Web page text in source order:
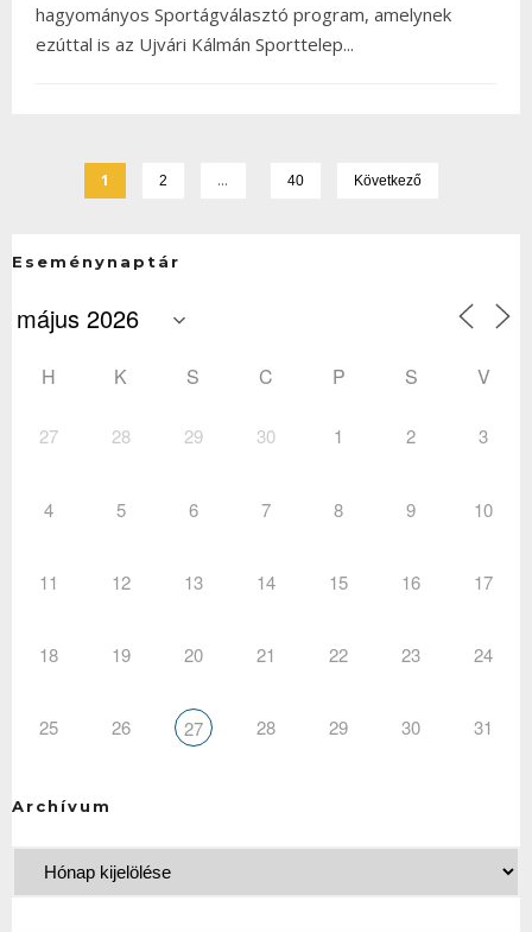
hagyományos Sportágválasztó program, amelynek
ezúttal is az Ujvári Kálmán Sporttelep...
1 2 … 40 Következő
Eseménynaptár
H K S C P S V
27 28 29 30 1 2 3
4 5 6 7 8 9 10
11 12 13 14 15 16 17
18 19 20 21 22 23 24
25 26 27 28 29 30 31
Archívum